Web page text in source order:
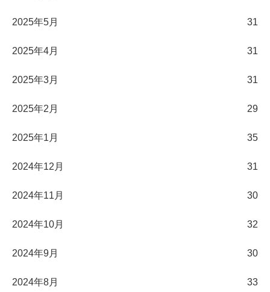
2025年5月 31
2025年4月 31
2025年3月 31
2025年2月 29
2025年1月 35
2024年12月 31
2024年11月 30
2024年10月 32
2024年9月 30
2024年8月 33